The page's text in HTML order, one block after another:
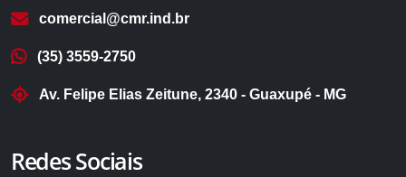
comercial@cmr.ind.br
(35) 3559-2750
Av. Felipe Elias Zeitune, 2340 - Guaxupé - MG
Redes Sociais